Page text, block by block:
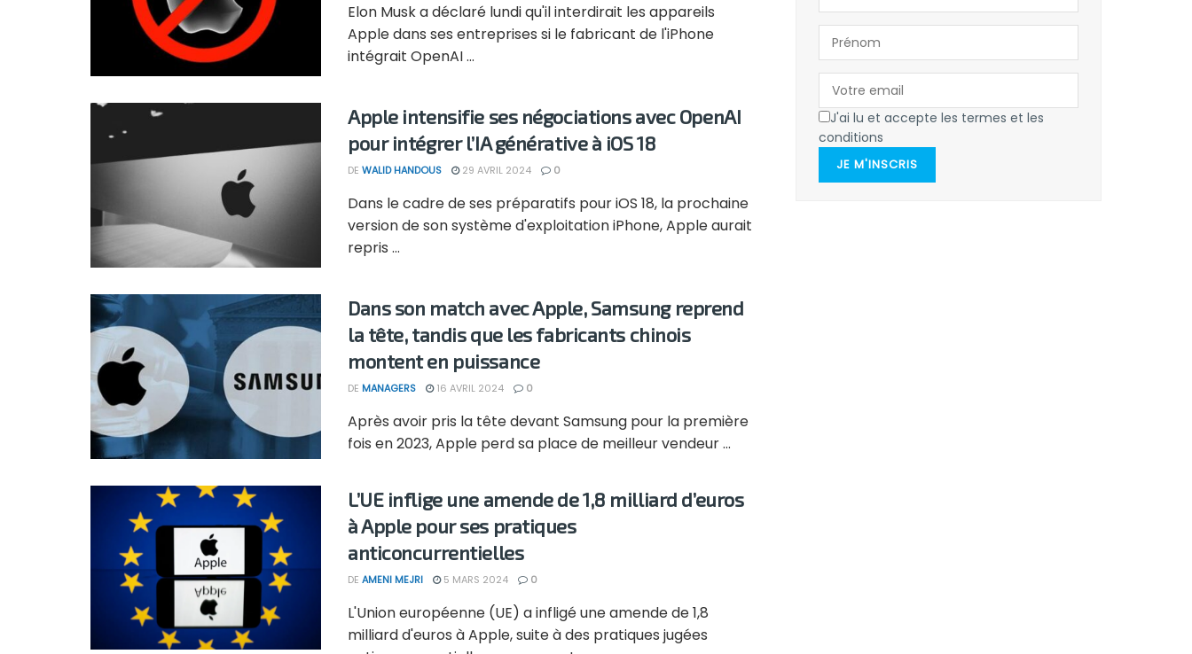
Elon Musk a déclaré lundi qu'il interdirait les appareils
Apple dans ses entreprises si le fabricant de l'iPhone
intégrait OpenAI ...
Apple intensifie ses négociations avec OpenAI
pour intégrer l’IA générative à iOS 18
DE WALID HANDOUS 29 AVRIL 2024 0
Dans le cadre de ses préparatifs pour iOS 18, la prochaine
version de son système d'exploitation iPhone, Apple aurait
repris ...
Dans son match avec Apple, Samsung reprend
la tête, tandis que les fabricants chinois
montent en puissance
DE MANAGERS 16 AVRIL 2024 0
Après avoir pris la tête devant Samsung pour la première
fois en 2023, Apple perd sa place de meilleur vendeur ...
L’UE inflige une amende de 1,8 milliard d’euros
à Apple pour ses pratiques
anticoncurrentielles
DE AMENI MEJRI 5 MARS 2024 0
L'Union européenne (UE) a infligé une amende de 1,8
milliard d'euros à Apple, suite à des pratiques jugées
J'ai lu et accepte les termes et les
conditions
JE M'INSCRIS